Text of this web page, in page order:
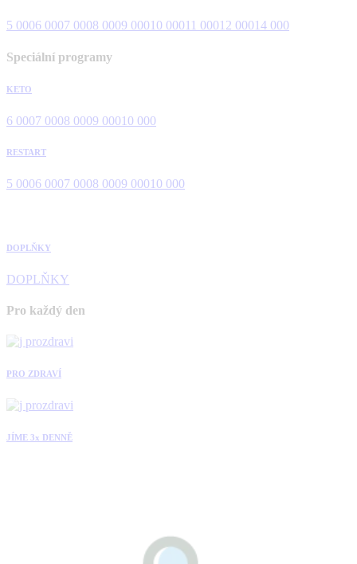
5 0006 0007 0008 0009 00010 00011 00012 00014 000
Speciální programy
KETO
6 0007 0008 0009 00010 000
RESTART
5 0006 0007 0008 0009 00010 000
DOPLŇKY
DOPLŇKY
Pro každý den
PRO ZDRAVÍ
JÍME 3x DENNĚ